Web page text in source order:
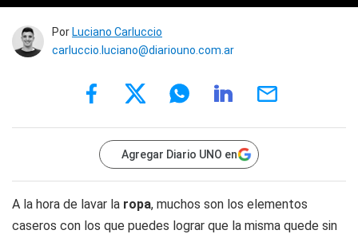
Por Luciano Carluccio
carluccio.luciano@diariouno.com.ar
Agregar Diario UNO en
A la hora de lavar la ropa, muchos son los elementos
caseros con los que puedes lograr que la misma quede sin